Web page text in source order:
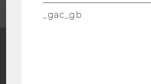
_gac_gb